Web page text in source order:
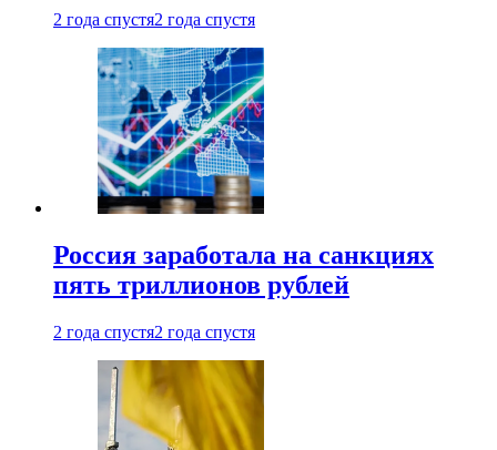
2 года спустя2 года спустя
Россия заработала на санкциях
пять триллионов рублей
2 года спустя2 года спустя